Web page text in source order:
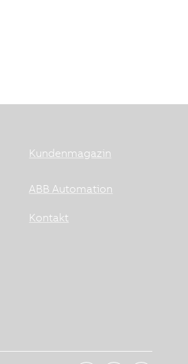
Kundenmagazin
ABB Automation
Kontakt